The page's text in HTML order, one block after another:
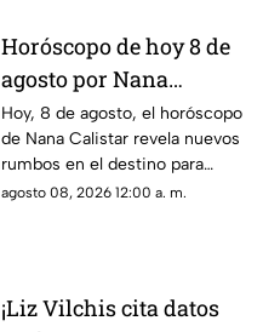
Horóscopo de hoy 8 de
agosto por Nana
Calistar: ¿Qué te depara
el destino este sábado?
Hoy, 8 de agosto, el horóscopo
de Nana Calistar revela nuevos
rumbos en el destino para
estos signos
agosto 08, 2026 12:00 a. m.
¡Liz Vilchis cita datos